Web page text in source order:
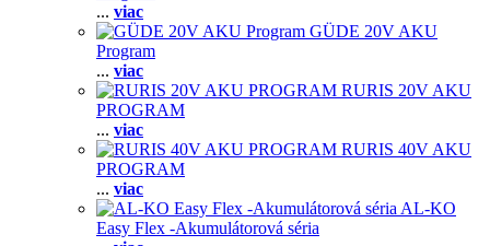
... viac
GÜDE 20V AKU
Program
... viac
RURIS 20V AKU
PROGRAM
... viac
RURIS 40V AKU
PROGRAM
... viac
AL-KO
Easy Flex -Akumulátorová séria